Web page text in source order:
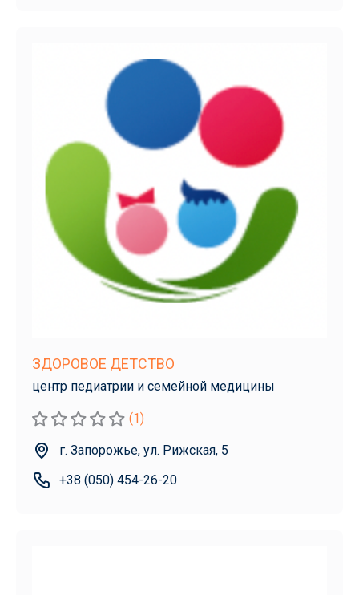
ЗДОРОВОЕ ДЕТСТВО
центр педиатрии и семейной медицины
(1)
г. Запорожье, ул. Рижская, 5
+38 (050) 454-26-20